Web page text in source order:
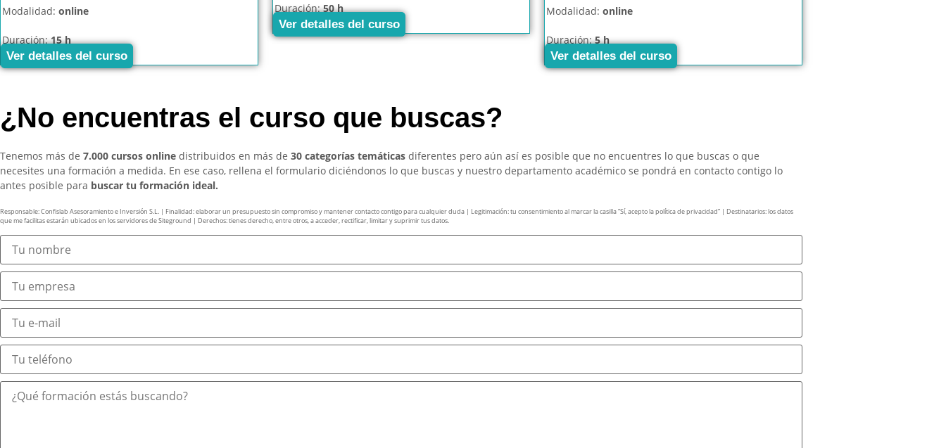
Modalidad: online
Duración:15 h
Ver detalles del curso
Duración:50 h
Ver detalles del curso
Modalidad:online
Duración:5 h
Ver detalles del curso
¿No encuentras el curso que buscas?
Tenemos más de 7.000 cursos online distribuidos en más de 30 categorías temáticas diferentes pero aún así es posible que no encuentres lo que buscas o que
necesites una formación a medida. En ese caso, rellena el formulario diciéndonos lo que buscas y nuestro departamento académico se pondrá en contacto contigo lo
antes posible para buscar tu formación ideal.
Responsable: Confislab Asesoramiento e Inversión S.L. | Finalidad: elaborar un presupuesto sin compromiso y mantener contacto contigo para cualquier duda | Legitimación: tu consentimiento al marcar la casilla “Sí, acepto la política de privacidad” | Destinatarios: los datos
que me facilitas estarán ubicados en los servidores de Siteground | Derechos: tienes derecho, entre otros, a acceder, rectificar, limitar y suprimir tus datos.